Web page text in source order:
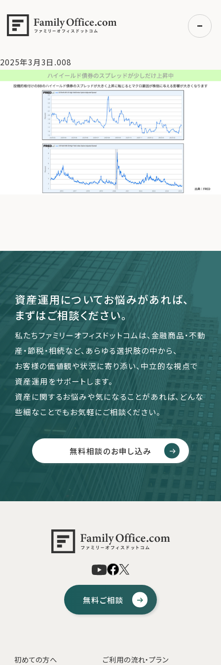
初めての方へ
ご利用の流れ・プラン
事例紹介
エキスパート一覧
無料講座
コラム
利用者の声
運営会社
ファミリーオフィスとは
メールマガジン登録
よくある質問
切れか？米国株全体への波及懸念【3/3 マーケット見通し】
>
2025年3月3日.008
資産運用についてお悩みがあれば、
まずはご相談ください。
私たちファミリーオフィスドットコムは、金融商品・不動
産・節税・相続など、あらゆる選択肢の中から、
お客様の価値観や状況に寄り添い、中立的な視点で
資産運用をサポートします。
資産に関するお悩みや気になることがあれば、どんな
些細なことでもお気軽にご相談ください。
無料相談のお申し込み
無料ご相談
初めての方へ ご利用の流れ・プラン